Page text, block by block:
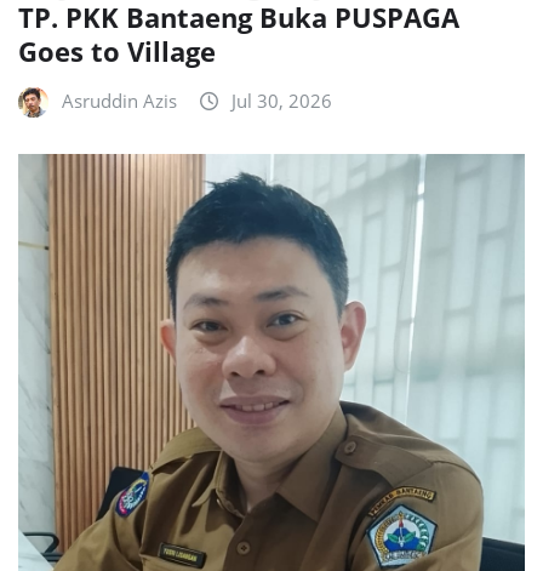
TP. PKK Bantaeng Buka PUSPAGA
Goes to Village
Asruddin Azis Jul 30, 2026